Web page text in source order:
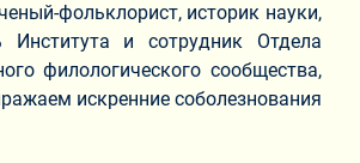
фольклорист, историк науки,
Института и сотрудник Отдела
филологического сообщества,
искренние соболезнования